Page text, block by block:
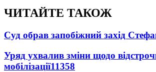
ЧИТАЙТЕ ТАКОЖ
Суд обрав запобіжний захід
Уряд ухвалив зміни щодо
мобілізації11358